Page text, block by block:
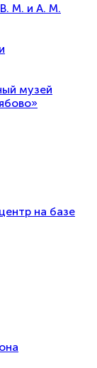
М. и А. М.
музей
на базе